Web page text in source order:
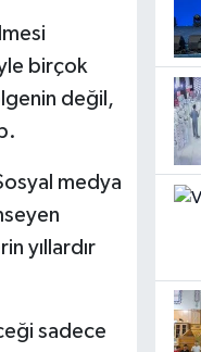
birçok
değil,
medya
yıllardır
sadece